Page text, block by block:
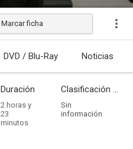
Marcar ficha
DVD / Blu-Ray Noticias
Duración
2 horas y
23
minutos
Clasificación por edades
Sin
información